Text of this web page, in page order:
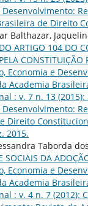
Desenvolvimento:
de Direito
Balthazar,
ARTIGO 104 DO
CONSTITUIÇÃO
Economia e
Academia
: v. 7 n. 13
Desenvolvimento:
Direito
2015.
Taborda
SOCIAIS DA
Economia e
Academia
: v. 4 n. 7 (2012):